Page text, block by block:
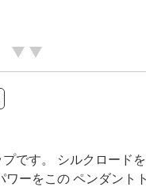
です。 シルクロード
ワーをこの ペンダント